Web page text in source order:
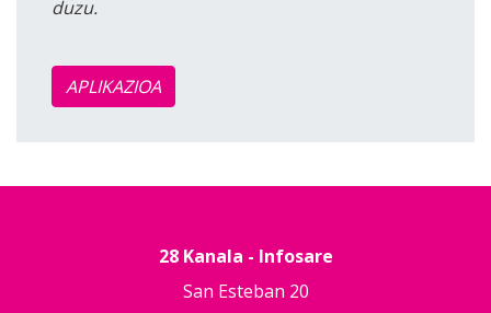
duzu.
APLIKAZIOA
28 Kanala - Infosare
San Esteban 20